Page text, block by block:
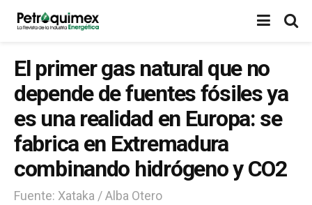
El primer gas natural que no
depende de fuentes fósiles ya
es una realidad en Europa: se
fabrica en Extremadura
combinando hidrógeno y CO2
Fuente: Xataka / Alba Otero